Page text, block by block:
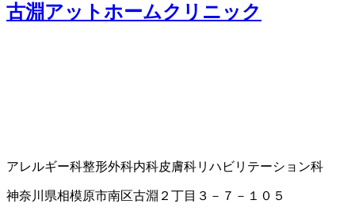
古淵アットホームクリニック
アレルギー科整形外科内科皮膚科リハビリテーション科
神奈川県相模原市南区古淵２丁目３－７－１０５